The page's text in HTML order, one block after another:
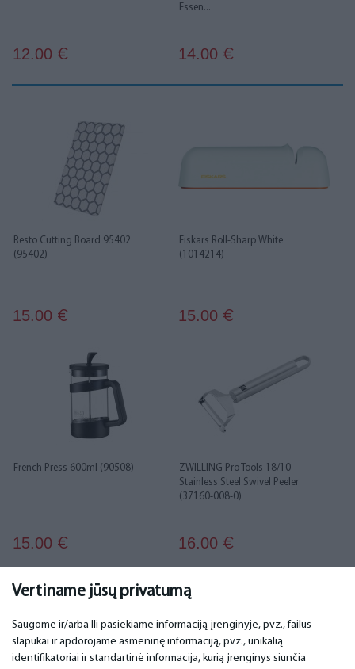
Vertiname jūsų privatumą
Saugome ir/arba Ili pasiekiame informaciją įrenginyje, pvz., failus
slapukai ir apdorojame asmeninę informaciją, pvz., unikalią
identifikatoriai ir standartinė informacija, kurią įrenginys siunčia
12.00 €
Essen...
14.00 €
Resto Cutting Board 95402
(95402)
15.00 €
Fiskars Roll-Sharp White
(1014214)
15.00 €
French Press 600ml (90508)
15.00 €
ZWILLING Pro Tools 18/10
Stainless Steel Swivel Peeler
(37160-008-0)
16.00 €
1 2 3 4
SVARBU KONTAKTINIAI DUOMENYS